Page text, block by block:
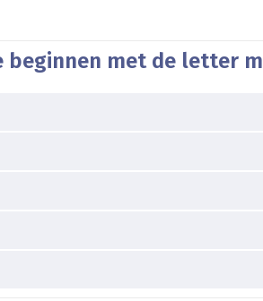
beginnen met de letter m